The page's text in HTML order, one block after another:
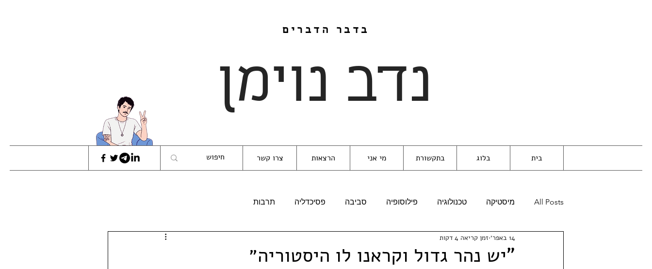
בדבר הדברים
נדב נוימן
בית בלוג בתקשורת מי אני הרצאות צרו קשר
All Posts מיסטיקה טכנולוגיה פילוסופיה סביבה פסיכדליה תרבות
"יש נהר גדול וקראנו לו היסטוריה״
14 באפר׳ זמן קריאה 4 דקות